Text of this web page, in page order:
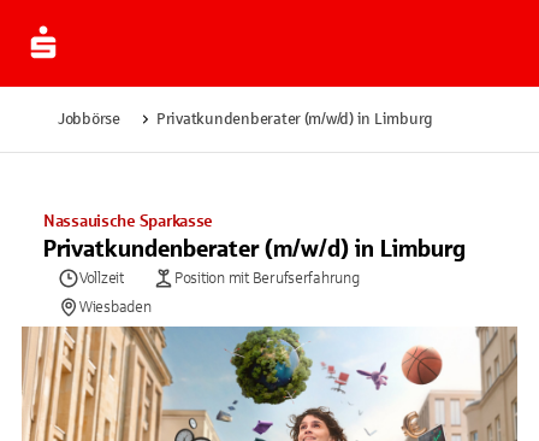
Jobbörse Privatkundenberater (m/w/d) in Limburg
Nassauische Sparkasse
Privatkundenberater (m/w/d) in Limburg
Vollzeit
Position mit Berufserfahrung
Wiesbaden